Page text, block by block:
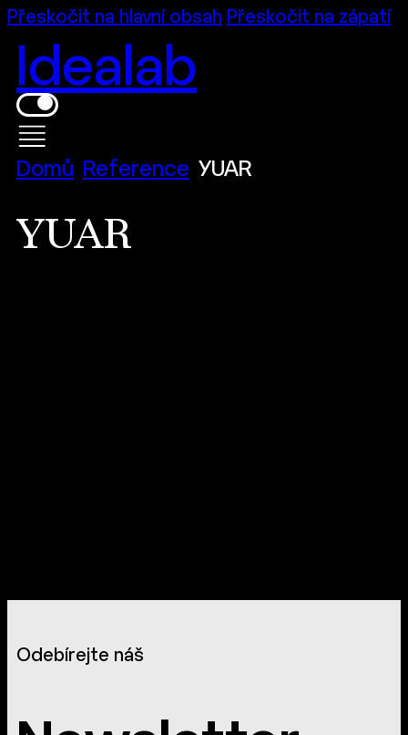
Přeskočit na hlavní obsah Přeskočit na zápatí
Idealab
Domů Reference YUAR
YUAR
Odebírejte náš